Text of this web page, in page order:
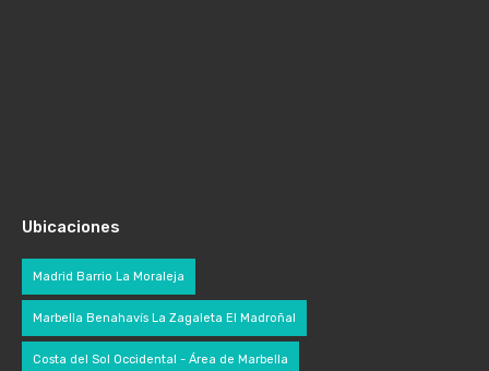
Ubicaciones
Madrid Barrio La Moraleja
Marbella Benahavís La Zagaleta El Madroñal
Costa del Sol Occidental - Área de Marbella